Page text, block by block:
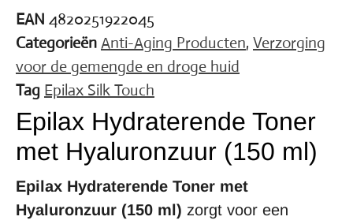
EAN 4820251922045
Categorieën Anti-Aging Producten, Verzorging
voor de gemengde en droge huid
Tag Epilax Silk Touch
Epilax Hydraterende Toner
met Hyaluronzuur (150 ml)
Epilax Hydraterende Toner met
Hyaluronzuur (150 ml) zorgt voor een